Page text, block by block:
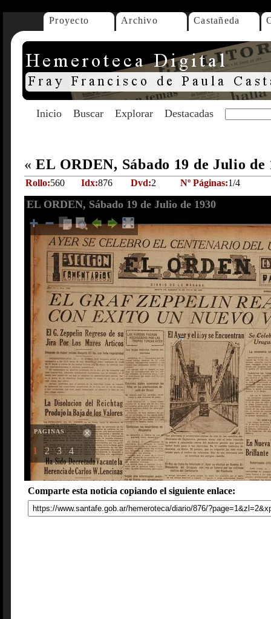
Proyecto Archivo Castañeda
Inicio Buscar Explorar Destacadas
« EL ORDEN, Sábado 19 de Julio de
Rollo:560 Idx:876 Dvd:2 Nº Páginas:1/4
EL ORDEN, Sábado 19 de Julio de 1930
PAGINAS
1 2 3 4
Comparte esta noticia copiando el siguiente enlace: